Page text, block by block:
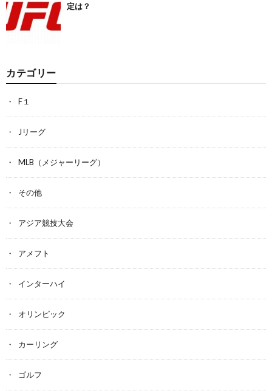
定は？
カテゴリー
F１
Jリーグ
MLB（メジャーリーグ）
その他
アジア競技大会
アメフト
インターハイ
オリンピック
カーリング
ゴルフ